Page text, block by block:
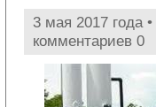
3 мая 2017 года •
комментариев 0